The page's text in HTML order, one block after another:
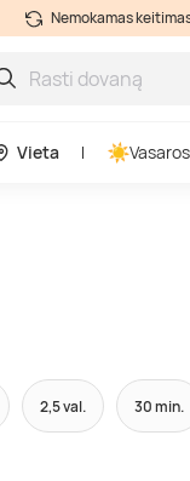
Nemokamas
Vieta
2,5 val. 30 min.